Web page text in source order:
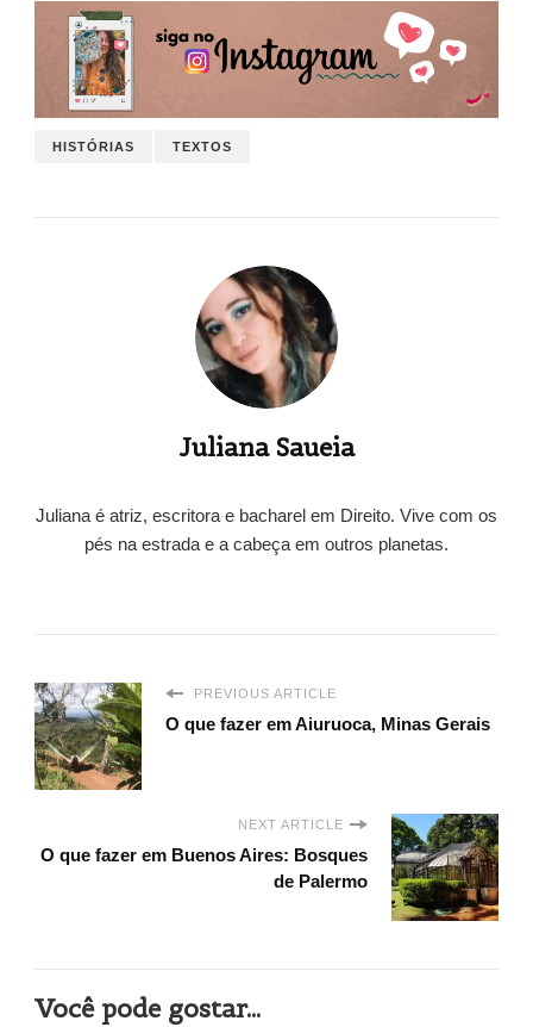
HISTÓRIAS TEXTOS
Juliana Saueia
Juliana é atriz, escritora e bacharel em Direito. Vive com os
pés na estrada e a cabeça em outros planetas.
PREVIOUS ARTICLE
O que fazer em Aiuruoca, Minas Gerais
NEXT ARTICLE
O que fazer em Buenos Aires: Bosques
de Palermo
Você pode gostar...